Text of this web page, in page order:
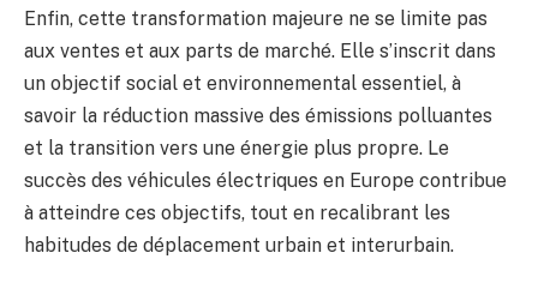
Enfin, cette transformation majeure ne se limite pas
aux ventes et aux parts de marché. Elle s’inscrit dans
un objectif social et environnemental essentiel, à
savoir la réduction massive des émissions polluantes
et la transition vers une énergie plus propre. Le
succès des véhicules électriques en Europe contribue
à atteindre ces objectifs, tout en recalibrant les
habitudes de déplacement urbain et interurbain.